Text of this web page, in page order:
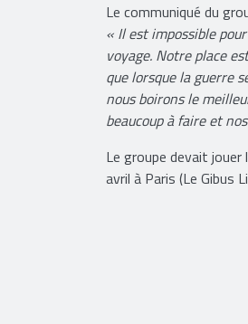
Le communiqué du
« Il est impossible
voyage. Notre place
que lorsque la guerre
nous boirons le
beaucoup à faire et
Le groupe devait jouer
avril à Paris (Le Gibus